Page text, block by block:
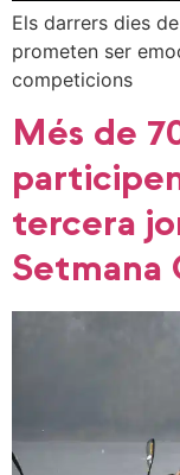
Els darrers dies
prometen ser
competicions
Més de
tercera
Setmana